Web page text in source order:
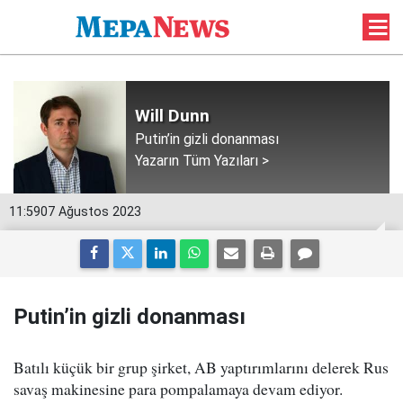
Will Dunn
Putin’in gizli donanması
Yazarın Tüm Yazıları >
11:5907 Ağustos 2023
Putin’in gizli donanması
Batılı küçük bir grup şirket, AB yaptırımlarını delerek Rus
savaş makinesine para pompalamaya devam ediyor.